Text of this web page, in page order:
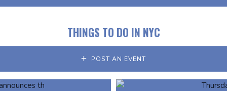
THINGS TO DO IN NYC
POST AN EVENT